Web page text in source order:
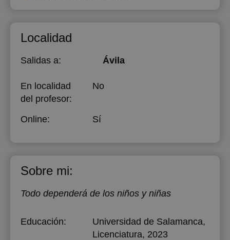
Localidad
Salidas a: Ávila
En localidad
del profesor:
No
Online: Sí
Sobre mi:
Todo dependerá de los niños y niñas
Educación: Universidad de Salamanca,
Licenciatura, 2023